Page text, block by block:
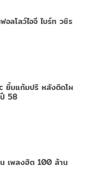
ลโลว์ไอจี ไบร์ท วชิร
ยิ้มแก้มปริ หลังติดโผ
58
เพลงฮิต 100 ล้าน